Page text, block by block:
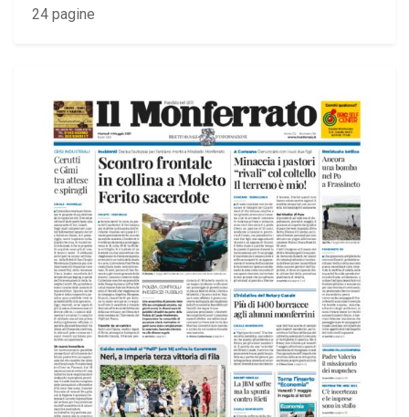
24 pagine